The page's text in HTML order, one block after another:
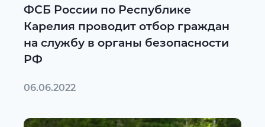
ФСБ России по Республике
Карелия проводит отбор граждан
на службу в органы безопасности
РФ
06.06.2022